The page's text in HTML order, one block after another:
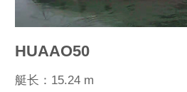
HUAAO50
艇长：15.24 m